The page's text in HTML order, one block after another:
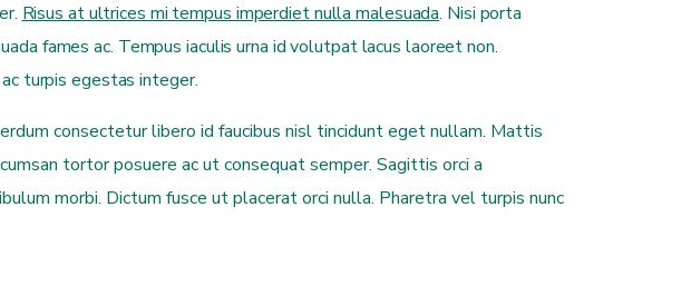
Risus at ultrices mi tempus imperdiet nulla malesuada. Nisi porta
fames ac. Tempus iaculis urna id volutpat lacus laoreet non.
turpis egestas integer.
consectetur libero id faucibus nisl tincidunt eget nullam. Mattis
tortor posuere ac ut consequat semper. Sagittis orci a
morbi. Dictum fusce ut placerat orci nulla. Pharetra vel turpis nunc